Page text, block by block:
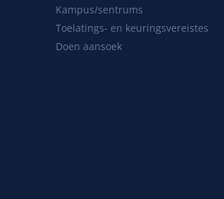
Kampus/sentrums
Toelatings- en keuringsvereistes
Doen aansoek